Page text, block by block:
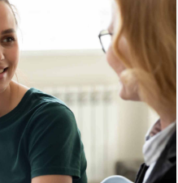
forplejning,
hjælpe